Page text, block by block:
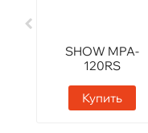
SHOW MPA-
120RS
Купить